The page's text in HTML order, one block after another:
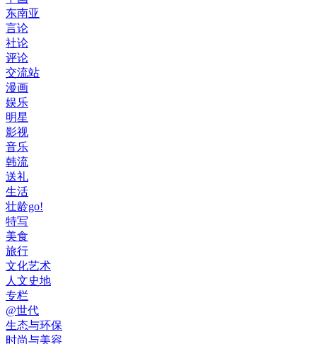
东南亚
言论
社论
评论
交流站
漫画
娱乐
明星
影视
音乐
韩流
送礼
生活
壮龄go!
特写
美食
旅行
文化艺术
人文史地
专栏
@世代
生态与环保
时尚与美容